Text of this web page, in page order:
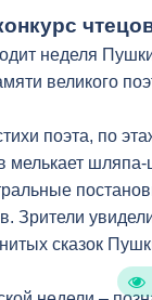
неделя
великого
поэта, по
мелькает
Зрители
сказок